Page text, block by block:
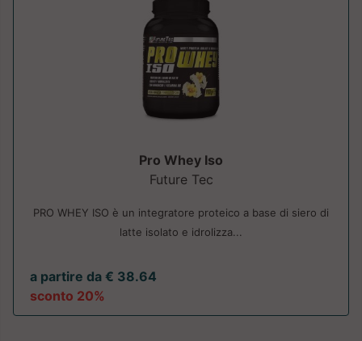
Pro Whey Iso
Future Tec
PRO WHEY ISO è un integratore proteico a base di siero di
latte isolato e idrolizza...
a partire da € 38.64
sconto 20%